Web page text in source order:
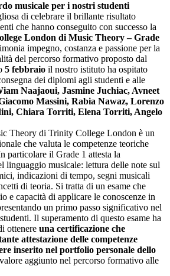
musicale per i nostri studenti
di celebrare il brillante risultato
che hanno conseguito con successo la
London di Music Theory – Grade
impegno, costanza e passione per la
del percorso formativo proposto dal
5 febbraio il nostro istituto ha ospitato
dei diplomi agli studenti e alle
Naajaoui, Jasmine Juchiac, Avneet
Massini, Rabia Nawaz, Lorenzo
Chiara Torriti, Elena Torriti, Angelo
Theory di Trinity College London è un
che valuta le competenze teoriche
particolare il Grade 1 attesta la
linguaggio musicale: lettura delle note sul
indicazioni di tempo, segni musicali
di teoria. Si tratta di un esame che
e capacità di applicare le conoscenze in
un primo passo significativo nel
Il superamento di questo esame ha
ottenere una certificazione che
attestazione delle competenze
inserito nel portfolio personale dello
aggiunto nel percorso formativo alle